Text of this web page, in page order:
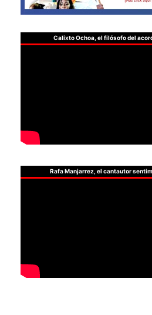
Calixto Ochoa, el filósofo del
Rafa Manjarrez, el cantautor